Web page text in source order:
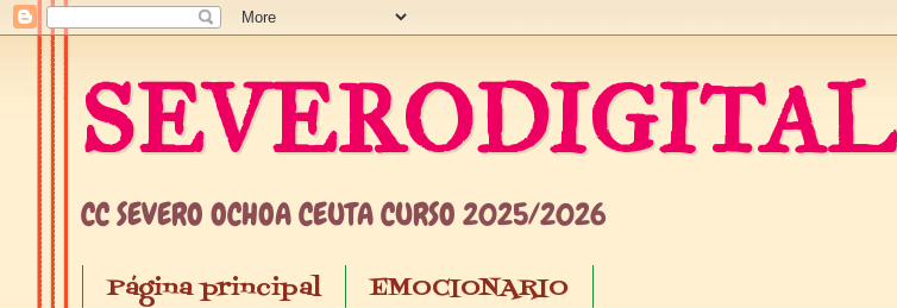
SEVERODIGITAL
CC SEVERO OCHOA CEUTA CURSO 2025/2026
Página principal EMOCIONARIO